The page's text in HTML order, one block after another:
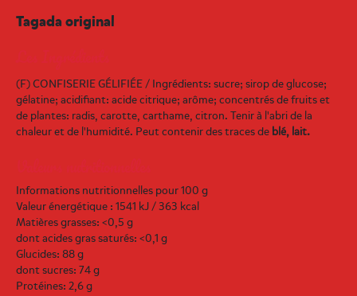
Tagada original
(F) CONFISERIE GÉLIFIÉE / Ingrédients: sucre; sirop de glucose;
gélatine; acidifiant: acide citrique; arôme; concentrés de fruits et
de plantes: radis, carotte, carthame, citron. Tenir à l'abri de la
chaleur et de l'humidité. Peut contenir des traces de blé, lait.
Informations nutritionnelles pour 100 g
Valeur énergétique : 1541 kJ / 363 kcal
Matières grasses: <0,5 g
dont acides gras saturés: <0,1 g
Glucides: 88 g
dont sucres: 74 g
Protéines: 2,6 g